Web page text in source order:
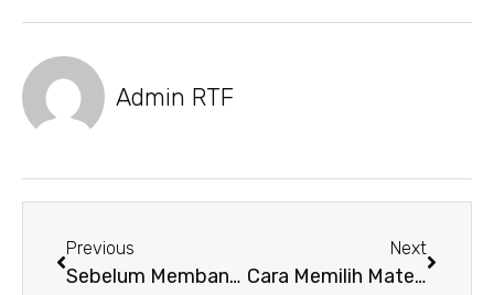
Admin RTF
Previous
Sebelum Membangun Greenhouse, Pahami Dulu Kebutuhan Tanaman di Dalamnya
Next
Cara Memilih Material Kanopi yang Tepat untuk Rumah: Panduan Lengkap untuk Pemula